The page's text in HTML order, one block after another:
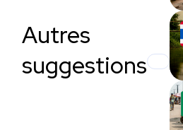
Autres
suggestions